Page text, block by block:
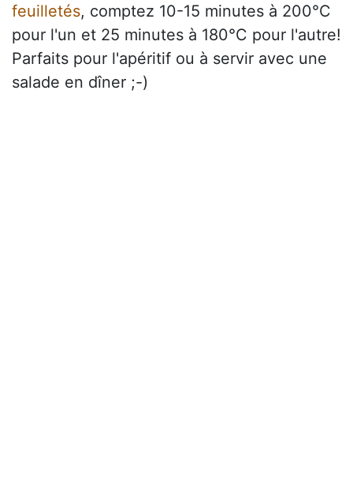
feuilletés, comptez 10-15 minutes à 200°C
pour l'un et 25 minutes à 180°C pour l'autre!
Parfaits pour l'apéritif ou à servir avec une
salade en dîner ;-)